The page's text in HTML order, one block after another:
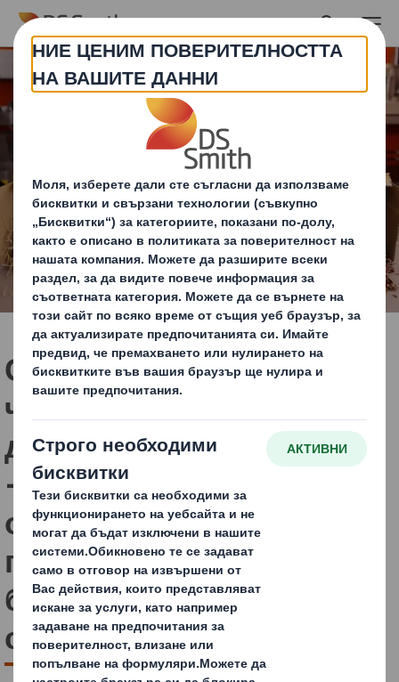
Skip to main content
Слама, коноп, какаови
черупки, маргаритки и
дори морски водорасли
– как могат да бъдат
опаковани (без
пластмаса) Вашите
бъдещи хранителни
стоки